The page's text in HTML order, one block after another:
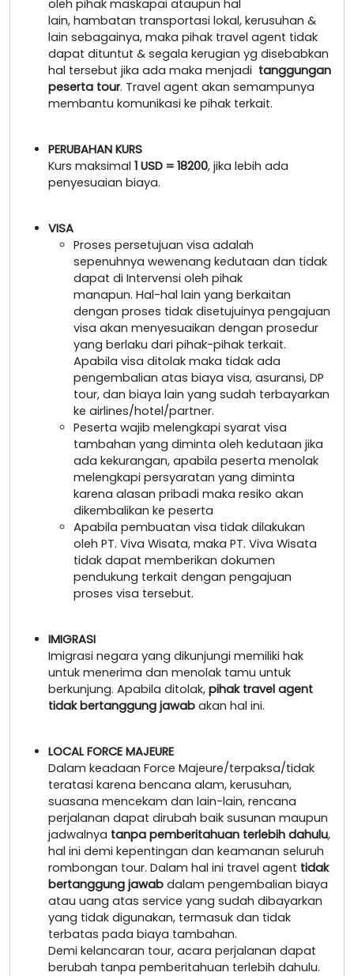
oleh pihak maskapai ataupun hal
lain, hambatan transportasi lokal, kerusuhan &
lain sebagainya, maka pihak travel agent tidak
dapat dituntut & segala kerugian yg disebabkan
hal tersebut jika ada maka menjadi tanggungan
peserta tour. Travel agent akan semampunya
membantu komunikasi ke pihak terkait.
PERUBAHAN KURS
Kurs maksimal 1 USD = 18200, jika lebih ada
penyesuaian biaya.
VISA
Proses persetujuan visa adalah
sepenuhnya wewenang kedutaan dan tidak
dapat di Intervensi oleh pihak
manapun. Hal-hal lain yang berkaitan
dengan proses tidak disetujuinya pengajuan
visa akan menyesuaikan dengan prosedur
yang berlaku dari pihak-pihak terkait.
Apabila visa ditolak maka tidak ada
pengembalian atas biaya visa, asuransi, DP
tour, dan biaya lain yang sudah terbayarkan
ke airlines/hotel/partner.
Peserta wajib melengkapi syarat visa
tambahan yang diminta oleh kedutaan jika
ada kekurangan, apabila peserta menolak
melengkapi persyaratan yang diminta
karena alasan pribadi maka resiko akan
dikembalikan ke peserta
Apabila pembuatan visa tidak dilakukan
oleh PT. Viva Wisata, maka PT. Viva Wisata
tidak dapat memberikan dokumen
pendukung terkait dengan pengajuan
proses visa tersebut.
IMIGRASI
Imigrasi negara yang dikunjungi memiliki hak
untuk menerima dan menolak tamu untuk
berkunjung. Apabila ditolak, pihak travel agent
tidak bertanggung jawab akan hal ini.
LOCAL FORCE MAJEURE
Dalam keadaan Force Majeure/terpaksa/tidak
teratasi karena bencana alam, kerusuhan,
suasana mencekam dan lain-lain, rencana
perjalanan dapat dirubah baik susunan maupun
jadwalnya tanpa pemberitahuan terlebih dahulu,
hal ini demi kepentingan dan keamanan seluruh
rombongan tour. Dalam hal ini travel agent tidak
bertanggung jawab dalam pengembalian biaya
atau uang atas service yang sudah dibayarkan
yang tidak digunakan, termasuk dan tidak
terbatas pada biaya tambahan.
Demi kelancaran tour, acara perjalanan dapat
berubah tanpa pemberitahuan terlebih dahulu.